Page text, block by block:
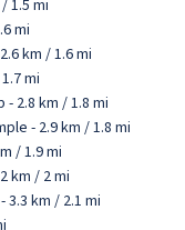
1.5 mi
mi
km / 1.6 mi
mi
- 2.8 km / 1.8 mi
- 2.9 km / 1.8 mi
/ 1.9 mi
km / 2 mi
3.3 km / 2.1 mi